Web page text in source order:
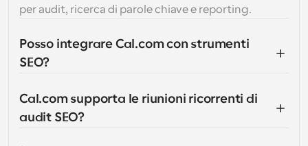
per audit, ricerca di parole chiave e reporting.
Posso integrare Cal.com con strumenti
SEO?
Cal.com supporta le riunioni ricorrenti di
audit SEO?